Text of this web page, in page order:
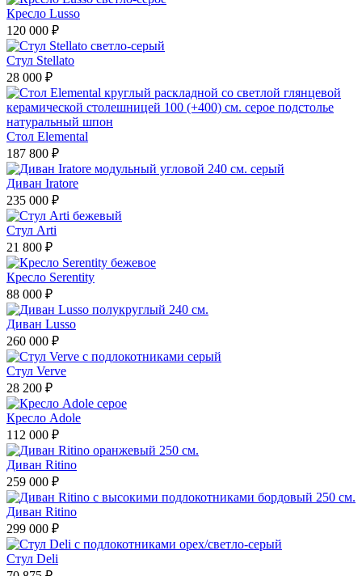
Кресло Lusso
120 000 ₽
Стул Stellato
28 000 ₽
Стол Elemental
187 800 ₽
Диван Iratore
235 000 ₽
Стул Arti
21 800 ₽
Кресло Serentity
88 000 ₽
Диван Lusso
260 000 ₽
Стул Verve
28 200 ₽
Кресло Adole
112 000 ₽
Диван Ritino
259 000 ₽
Диван Ritino
299 000 ₽
Стул Deli